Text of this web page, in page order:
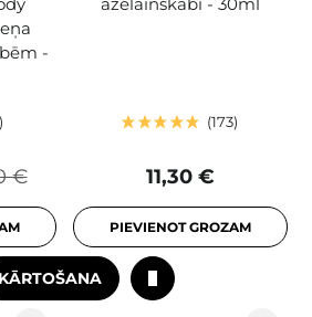
-
€
azelaīnskābi - 30ml
173
11,30 €
PIEVIENOT GROZAM
KĀRTOŠANA